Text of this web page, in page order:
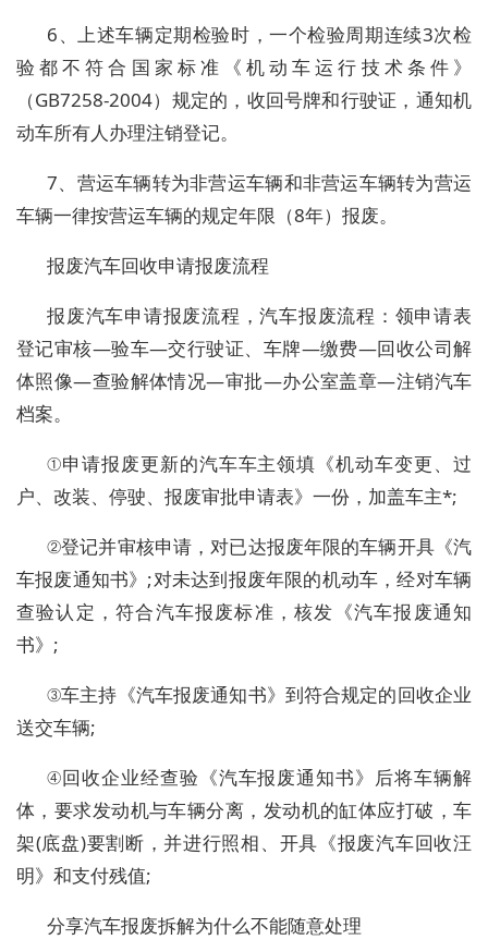
6、上述车辆定期检验时，一个检验周期连续3次检
验都不符合国家标准《机动车运行技术条件》
（GB7258-2004）规定的，收回号牌和行驶证，通知机
动车所有人办理注销登记。
7、营运车辆转为非营运车辆和非营运车辆转为营运
车辆一律按营运车辆的规定年限（8年）报废。
报废汽车回收申请报废流程
报废汽车申请报废流程，汽车报废流程：领申请表
登记审核—验车—交行驶证、车牌—缴费—回收公司解
体照像—查验解体情况—审批—办公室盖章—注销汽车
档案。
①申请报废更新的汽车车主领填《机动车变更、过
户、改装、停驶、报废审批申请表》一份，加盖车主*;
②登记并审核申请，对已达报废年限的车辆开具《汽
车报废通知书》;对未达到报废年限的机动车，经对车辆
查验认定，符合汽车报废标准，核发《汽车报废通知
书》;
③车主持《汽车报废通知书》到符合规定的回收企业
送交车辆;
④回收企业经查验《汽车报废通知书》后将车辆解
体，要求发动机与车辆分离，发动机的缸体应打破，车
架(底盘)要割断，并进行照相、开具《报废汽车回收汪
明》和支付残值;
分享汽车报废拆解为什么不能随意处理